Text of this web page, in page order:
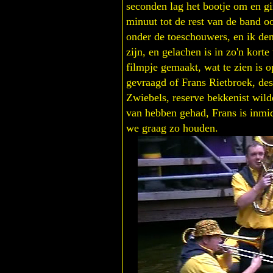
seconden lag het bootje om en
minuut tot de rest van de band
onder de toeschouwers, en ik
zijn, en gelachen is in zo'n
filmpje gemaakt, wat te zien is
gevraagd of Frans Rietbroek,
Zwiebels, reserve bekkenist
van hebben gehad, Frans is
we graag zo houden.